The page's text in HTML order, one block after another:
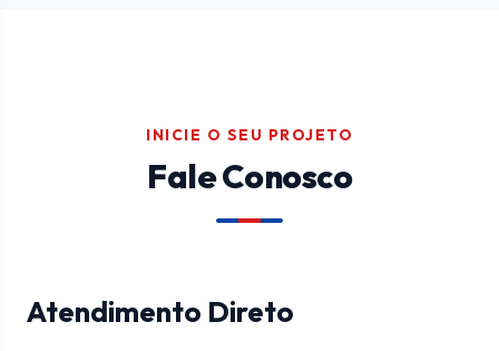
INICIE O SEU PROJETO
Fale Conosco
Atendimento Direto